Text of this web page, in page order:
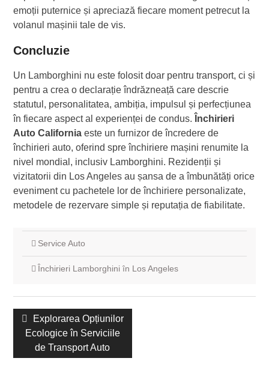
emoții puternice și apreciază fiecare moment petrecut la
volanul mașinii tale de vis.
Concluzie
Un Lamborghini nu este folosit doar pentru transport, ci și
pentru a crea o declarație îndrăzneață care descrie
statutul, personalitatea, ambiția, impulsul și perfecțiunea
în fiecare aspect al experienței de condus. Închirieri
Auto Californiaeste un furnizor de încredere de
închirieri auto, oferind spre închiriere mașini renumite la
nivel mondial, inclusiv Lamborghini. Rezidenții și
vizitatorii din Los Angeles au șansa de a îmbunătăți orice
eveniment cu pachetele lor de închiriere personalizate,
metodele de rezervare simple și reputația de fiabilitate.
Service Auto
Închirieri Lamborghini în Los Angeles
Navigare
în
postări
Postare
anterioară:
Explorarea Opțiunilor
Ecologice în Serviciile
de Transport Auto